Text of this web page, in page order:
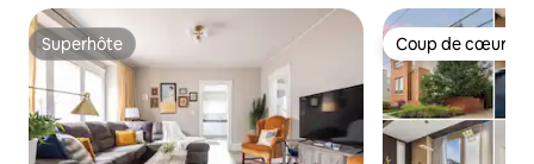
Superhôte
Superhôte Coup de cœur
Coup de cœur